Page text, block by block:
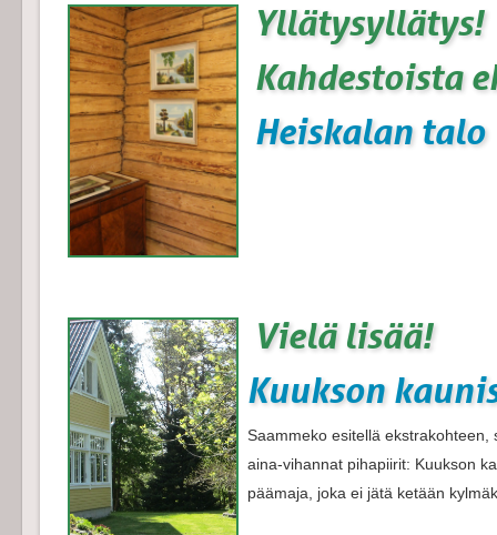
Yllätysyllätys!
Kahdestoista
Heiskalan talo
Vielä lisää!
Kuukson
Saammeko esitellä ekstrakohteen,
aina-vihannat pihapiirit: Kuukson
päämaja, joka ei jätä ketään